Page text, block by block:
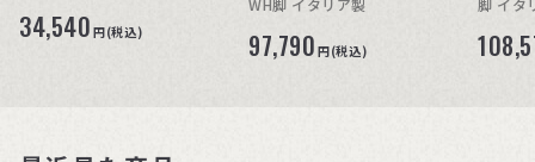
34,540 円(税込) 97,790 円(税込)